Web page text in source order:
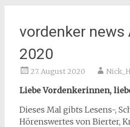
vordenker news
2020
27. August 2020
Liebe Vordenkerinnen,
Dieses Mal gibts Lesens-,
Hörenswertes von Bierter,